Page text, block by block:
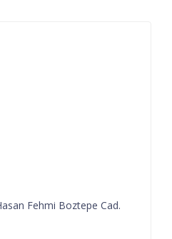
Fehmi Boztepe Cad.